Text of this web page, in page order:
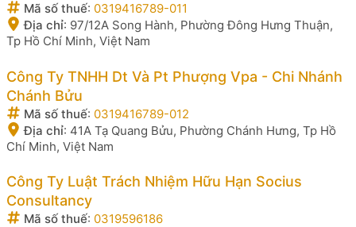
Mã số thuế: 0319416789-011
Địa chỉ: 97/12A Song Hành, Phường Đông Hưng Thuận,
Tp Hồ Chí Minh, Việt Nam
Công Ty TNHH Dt Và Pt Phượng Vpa - Chi Nhánh
Chánh Bửu
Mã số thuế: 0319416789-012
Địa chỉ: 41A Tạ Quang Bửu, Phường Chánh Hưng, Tp Hồ
Chí Minh, Việt Nam
Công Ty Luật Trách Nhiệm Hữu Hạn Socius
Consultancy
Mã số thuế: 0319596186